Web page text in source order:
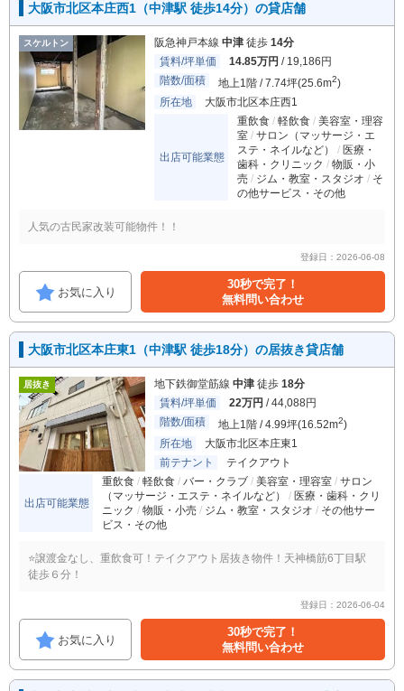
大阪市北区本庄西1（中津駅 徒歩14分）の貸店舗
スケルトン 阪急神戸本線 中津 徒歩 14分
賃料/坪単価
14.85万円 / 19,186円
階数/面積
地上1階 / 7.74坪(25.6m2)
所在地
大阪市北区本庄西1
出店可能業態
重飲食 軽飲食
美容室・理容
室
サロン（マッサージ・エ
ステ・ネイルなど）
医療・
歯科・クリニック
物販・小
売
ジム・教室・スタジオ
そ
の他サービス・その他
人気の古民家改装可能物件！！
登録日：2026-06-08
お気に入り
30秒で完了！
無料問い合わせ
大阪市北区本庄東1（中津駅 徒歩18分）の居抜き貸店舗
居抜き 地下鉄御堂筋線 中津 徒歩 18分
賃料/坪単価
22万円 / 44,088円
階数/面積
地上1階 / 4.99坪(16.52m2)
所在地
大阪市北区本庄東1
前テナント
テイクアウト
出店可能業態
重飲食 軽飲食 バー・クラブ 美容室・理容室
サロン
（マッサージ・エステ・ネイルなど）
医療・歯科・クリ
ニック
物販・小売 ジム・教室・スタジオ
その他サー
ビス・その他
⭐️譲渡金なし、重飲食可！テイクアウト居抜き物件！天神橋筋6丁目駅
徒歩６分！
登録日：2026-06-04
お気に入り
30秒で完了！
無料問い合わせ